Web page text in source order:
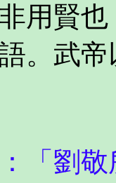
用賢
。武
「劉